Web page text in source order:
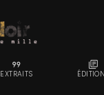
FORMAT_QUOTE
EXTRAITS
LIBRARY_BOOKS